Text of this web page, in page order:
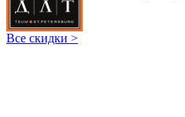
Все скидки >